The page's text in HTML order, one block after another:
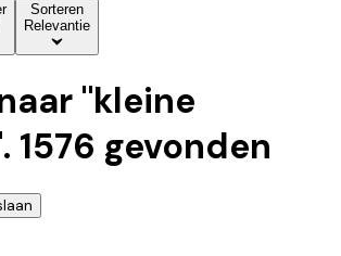
Sorteren
Relevantie
"kleine
1576 gevonden